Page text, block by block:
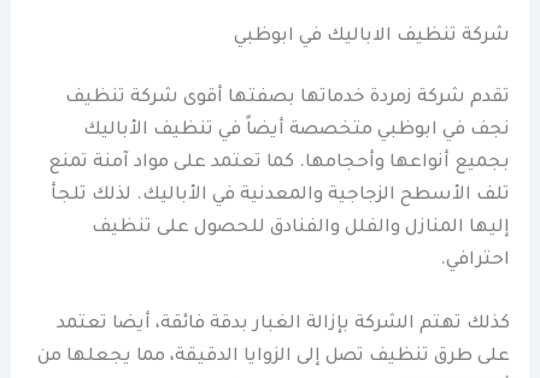
شركة تنظيف الاباليك في ابوظبي
تقدم شركة زمردة خدماتها بصفتها أقوى شركة تنظيف
نجف في ابوظبي متخصصة أيضاً في تنظيف الأباليك
بجميع أنواعها وأحجامها. كما تعتمد على مواد آمنة تمنع
تلف الأسطح الزجاجية والمعدنية في الأباليك. لذلك تلجأ
إليها المنازل والفلل والفنادق للحصول على تنظيف
احترافي.
كذلك تهتم الشركة بإزالة الغبار بدقة فائقة، أيضا تعتمد
على طرق تنظيف تصل إلى الزوايا الدقيقة، مما يجعلها من